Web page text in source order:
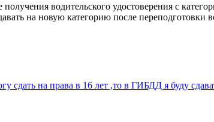
водительского удостоверения с
на новую категорию после переподготовки
сдать на права в 16 лет ,то в ГИБДД я буду